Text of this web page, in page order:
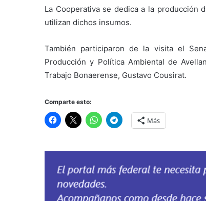
La Cooperativa se dedica a la producción
utilizan dichos insumos.
También participaron de la visita el
Producción y Política Ambiental de
Trabajo Bonaerense, Gustavo Cousirat.
Comparte esto:
Más